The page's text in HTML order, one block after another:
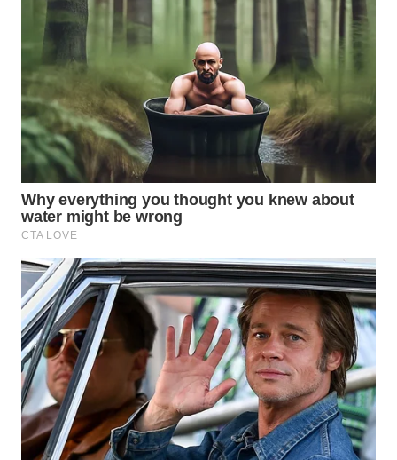
WN
PAKPAK
KARAWANG
WN
BEKASI
WN
BOGOR
WN
DEPOK
WN
TAPANULI
UTARA
WN
SAMOSIR